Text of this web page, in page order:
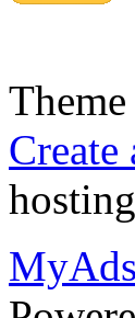
Create